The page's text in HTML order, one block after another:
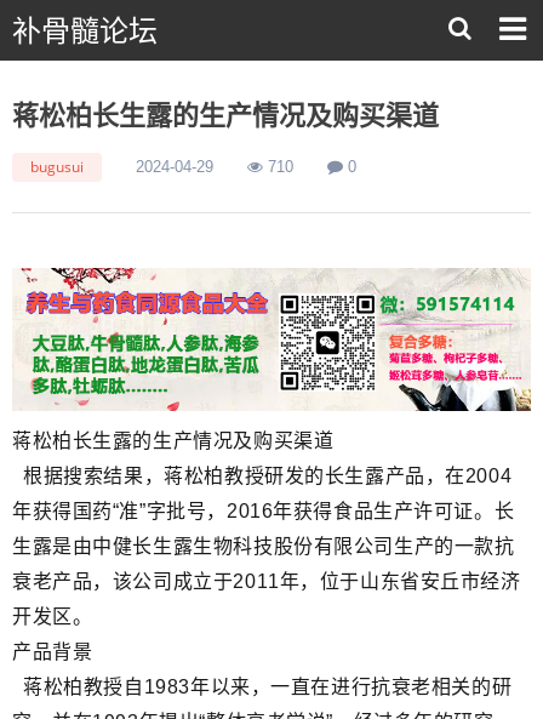
补骨髓论坛
蒋松柏长生露的生产情况及购买渠道
bugusui 2024-04-29 710 0
蒋松柏长生露的生产情况及购买渠道
根据搜索结果，蒋松柏教授研发的长生露产品，在2004
年获得国药“准”字批号，2016年获得食品生产许可证。长
生露是由中健长生露生物科技股份有限公司生产的一款抗
衰老产品，该公司成立于2011年，位于山东省安丘市经济
开发区。
产品背景
蒋松柏教授自1983年以来，一直在进行抗衰老相关的研